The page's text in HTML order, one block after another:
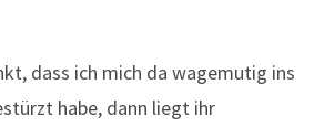
dass ich mich da wagemutig ins
habe, dann liegt ihr